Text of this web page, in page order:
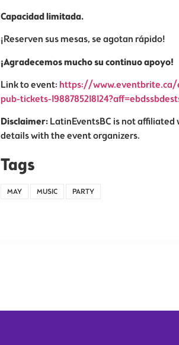
Capacidad limitada.
¡Reserven sus mesas, se agotan rápido!
¡Agradecemos mucho su continuo apoyo!
Link to event: https://www.eventbrite.ca/
pub-tickets-
Disclaimer: LatinEventsBC is not
details with the event organizers.
Tags
MAY MUSIC PARTY